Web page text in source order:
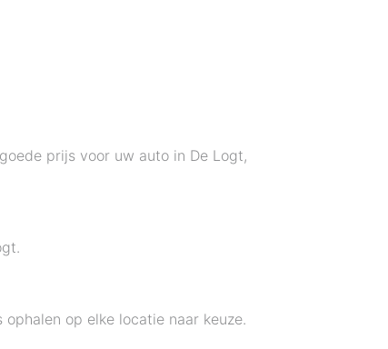
prijs voor uw auto in De Logt,
op elke locatie naar keuze.